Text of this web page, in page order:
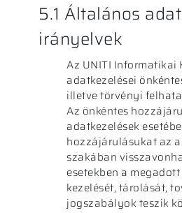
5.1 Általános
irányelvek
Az UNITI Informatikai
adatkezelései
illetve törvényi
Az önkéntes
adatkezelések
hozzájárulásukat az
szakában
esetekben a
kezelését, tárolását,
jogszabályok teszik